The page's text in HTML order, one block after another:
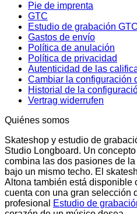
Pie de imprenta
GTC
Estudio de grabación GTC
Gastos de envío
Política de anulación
Política de privacidad
Autenticidad de las
Cambiar la configuración
Historial de la
Vertrag widerrufen
Quiénes somos
Skateshop y estudio de
Studio Longboard. Un
combina las dos pasiones de
bajo un mismo techo. El
Altona también está disponible
cuenta con una gran selección
profesional
Estudio de